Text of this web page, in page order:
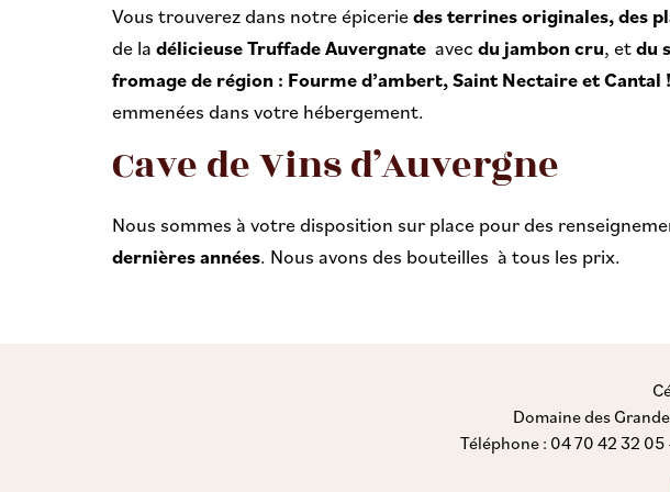
Vous trouverez dans notre épiceriedes terrines originales,des
de la délicieuse Truffade Auvergnate avec du jambon cru, etdu
fromage de région : Fourme d’ambert, Saint Nectaire et Cantal !
emmenées dans votre hébergement.
Cave de Vins d’Auvergne
Nous sommes à votre disposition sur place pour des
dernières années. Nous avons des bouteilles à tous les prix.
Domaine des
Téléphone : 04 70 42 32 05